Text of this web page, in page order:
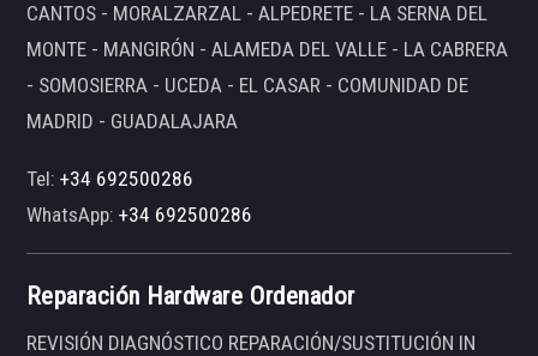
CANTOS - MORALZARZAL - ALPEDRETE - LA SERNA DEL
MONTE - MANGIRÓN - ALAMEDA DEL VALLE - LA CABRERA
- SOMOSIERRA - UCEDA - EL CASAR - COMUNIDAD DE
MADRID - GUADALAJARA
Tel:+34 692500286
WhatsApp:+34 692500286
Reparación Hardware Ordenador
REVISIÓN DIAGNÓSTICO REPARACIÓN/SUSTITUCIÓN IN